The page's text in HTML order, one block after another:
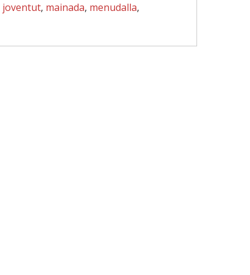
joventut, mainada, menudalla,